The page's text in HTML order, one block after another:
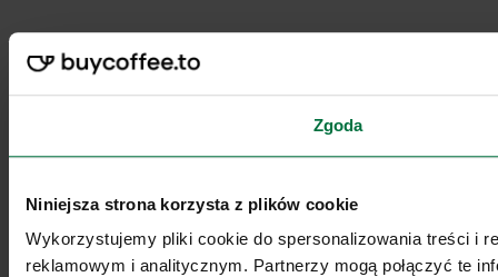
Zgoda
Niniejsza strona korzysta z plików cookie
Wykorzystujemy pliki cookie do spersonalizowania treści i
reklamowym i analitycznym. Partnerzy mogą połączyć te